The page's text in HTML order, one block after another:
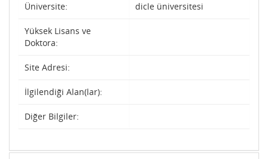
Üniversite: dicle üniversitesi
Yüksek Lisans ve
Doktora:
Site Adresi:
İlgilendiği Alan(lar):
Diğer Bilgiler: